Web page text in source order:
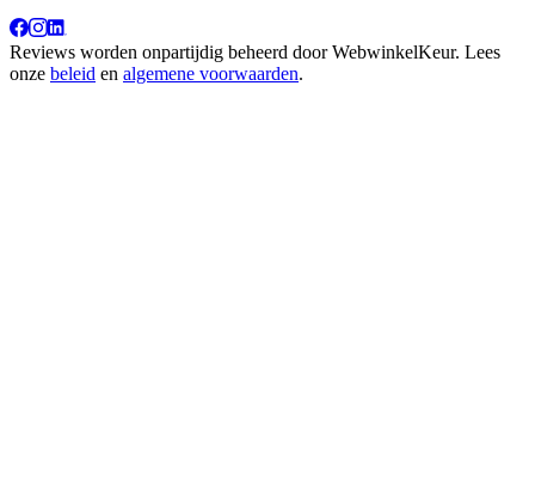
Reviews worden onpartijdig beheerd doorWebwinkelKeur. Lees
onze beleid en algemene voorwaarden.